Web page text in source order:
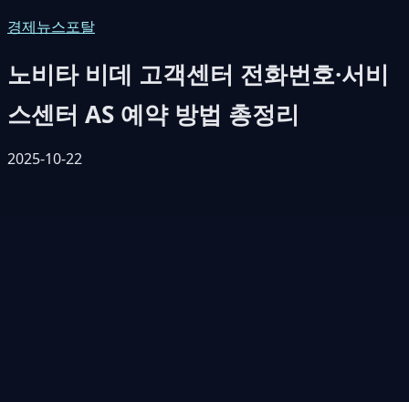
경제뉴스포탈
노비타 비데 고객센터 전화번호·서비
스센터 AS 예약 방법 총정리
2025-10-22